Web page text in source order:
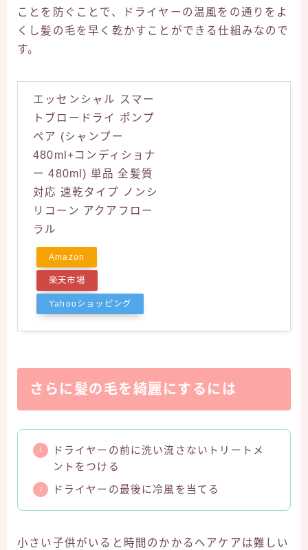
ことを防ぐことで、ドライヤーの温風をの通りをよ
くし髪の毛を早く乾かすことができる仕組みなので
す。
エッセンシャル スマー
トブロードライ ポンプ
ペア (シャンプー
480ml+コンディショナ
ー 480ml) 単品 全髪質
対応 速乾タイプ ノンシ
リコーン アクアフロー
ラル
Amazon
楽天市場
Yahooショッピング
さらに髪の毛を綺麗にするには
ドライヤーの前に洗い流さないトリートメ
ントをつける
ドライヤーの最後に冷風を当てる
小さい子供がいると時間のかかるヘアケアは難しい